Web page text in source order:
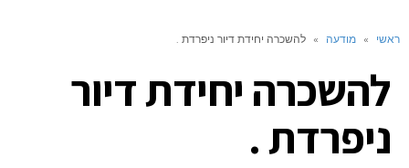
ראשי » מודעה » להשכרה יחידת דיור ניפרדת .
להשכרה יחידת דיור
ניפרדת .